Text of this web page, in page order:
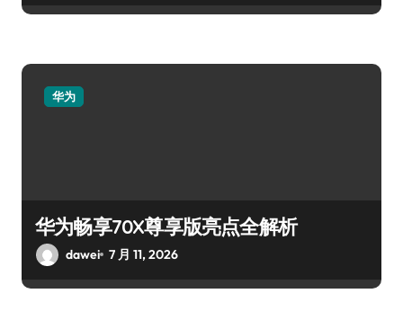
华为
华为畅享70X尊享版亮点全解析
dawei 7 月 11, 2026